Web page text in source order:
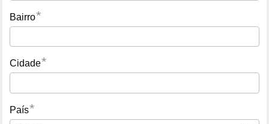
Bairro*
Cidade*
País*